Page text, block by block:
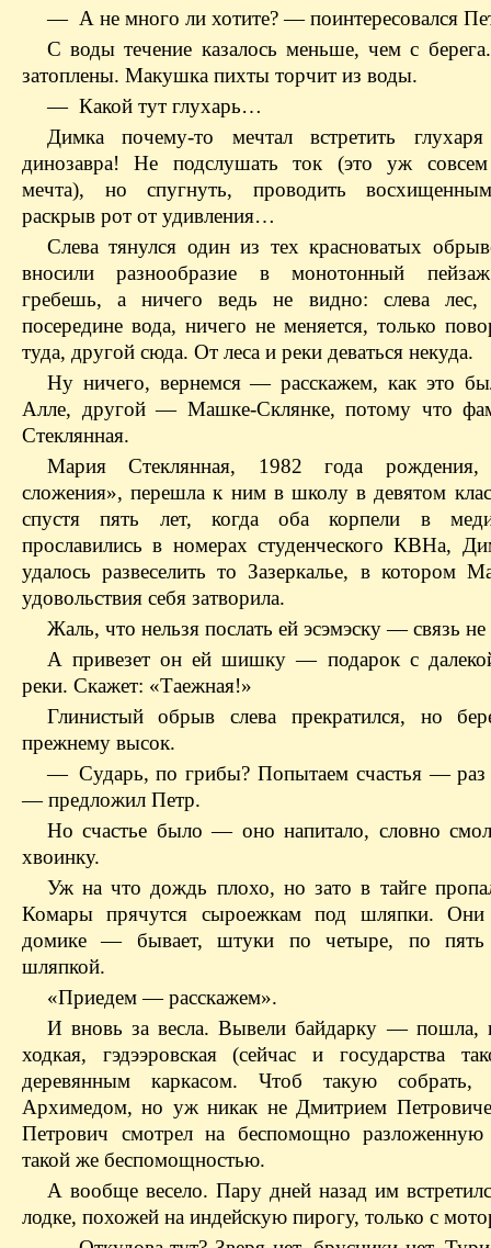
— А не много ли хотите? — поинтересовался
С воды течение казалось меньше, чем с
затоплены. Макушка пихты торчит из воды.
— Какой тут глухарь…
Димка почему-то мечтал встретить
динозавра! Не подслушать ток (это уж совсем
мечта), но спугнуть, проводить
раскрыв рот от удивления…
Слева тянулся один из тех красноватых
вносили разнообразие в монотонный
гребешь, а ничего ведь не видно: слева лес,
посередине вода, ничего не меняется, только
туда, другой сюда. От леса и реки деваться некуда.
Ну ничего, вернемся — расскажем, как это
Алле, другой — Машке-Склянке, потому что
Стеклянная.
Мария Стеклянная, 1982 года рождения,
сложения», перешла к ним в школу в девятом
спустя пять лет, когда оба корпели в
прославились в номерах студенческого КВНа,
удалось развеселить то Зазеркалье, в котором
удовольствия себя затворила.
Жаль, что нельзя послать ей эсэмэску — связь не
А привезет он ей шишку — подарок с
реки. Скажет: «Таежная!»
Глинистый обрыв слева прекратился, но
прежнему высок.
— Сударь, по грибы? Попытаем счастья — раз
— предложил Петр.
Но счастье было — оно напитало, словно
хвоинку.
Уж на что дождь плохо, но зато в тайге
Комары прячутся сыроежкам под шляпки.
домике — бывает, штуки по четыре, по
шляпкой.
«Приедем — расскажем».
И вновь за весла. Вывели байдарку — пошла,
ходкая, гэдээровская (сейчас и государства
деревянным каркасом. Чтоб такую
Архимедом, но уж никак не Дмитрием
Петрович смотрел на беспомощно разложенную
такой же беспомощностью.
А вообще весело. Пару дней назад им
лодке, похожей на индейскую пирогу, только с